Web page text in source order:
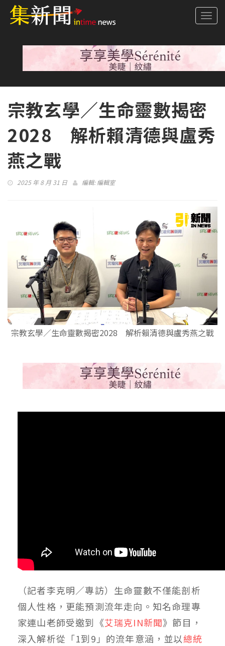
宗教玄學／生命靈數揭密
2028 解析賴清德與盧秀
燕之戰
2025 年 8 月 31 日 編輯:編輯室
宗教玄學／生命靈數揭密2028 解析賴清德與盧秀燕之戰
（記者李克明／專訪）生命靈數不僅能剖析
個人性格，更能預測流年走向。知名命理專
家連山老師受邀到《艾瑞克IN新聞》節目，
深入解析從「1到9」的流年意涵，並以總統